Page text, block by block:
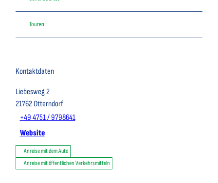
Touren
Kontaktdaten
Liebesweg 2
21762 Otterndorf
+49 4751 / 9798641
Website
Anreise mit dem Auto
Anreise mit öffentlichen Verkehrsmitteln